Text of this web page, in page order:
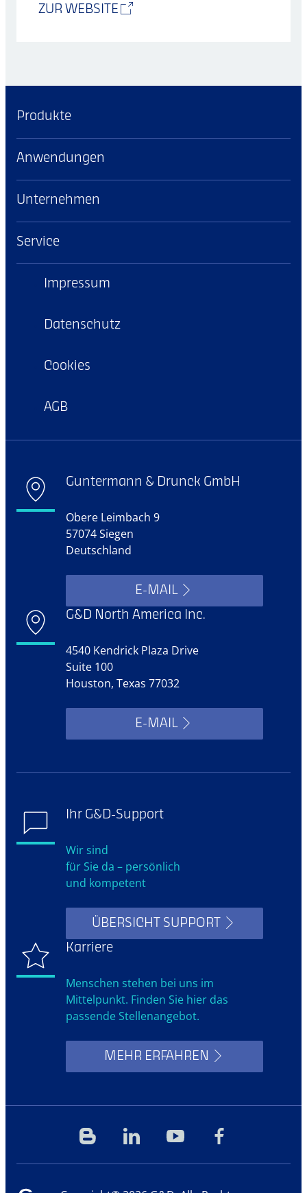
ZUR WEBSITE
Produkte
Anwendungen
Unternehmen
Service
Impressum
Datenschutz
Cookies
AGB
Guntermann & Drunck GmbH
Obere Leimbach 9
57074 Siegen
Deutschland
E-MAIL
G&D North America Inc.
4540 Kendrick Plaza Drive
Suite 100
Houston, Texas 77032
E-MAIL
Ihr G&D-Support
Wir sind
für Sie da – persönlich
und kompetent
ÜBERSICHT SUPPORT
Karriere
Menschen stehen bei uns im
Mittelpunkt. Finden Sie hier das
passende Stellenangebot.
MEHR ERFAHREN